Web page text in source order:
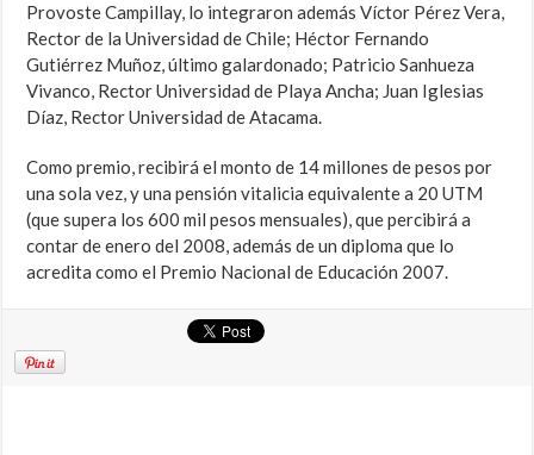
Provoste Campillay, lo integraron además Víctor Pérez Vera,
Rector de la Universidad de Chile; Héctor Fernando
Gutiérrez Muñoz, último galardonado; Patricio Sanhueza
Vivanco, Rector Universidad de Playa Ancha; Juan Iglesias
Díaz, Rector Universidad de Atacama.
Como premio, recibirá el monto de 14 millones de pesos por
una sola vez, y una pensión vitalicia equivalente a 20 UTM
(que supera los 600 mil pesos mensuales), que percibirá a
contar de enero del 2008, además de un diploma que lo
acredita como el Premio Nacional de Educación 2007.